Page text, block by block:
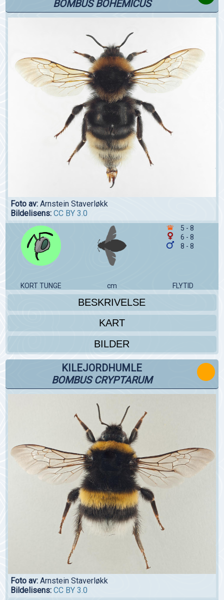
BOMBUS BOHEMICUS
Foto av: Arnstein Staverløkk
Bildelisens: CC BY 3.0
5 - 8
6 - 8
8 - 8
KORT TUNGE cm FLYTID
BESKRIVELSE
KART
BILDER
KILEJORDHUMLE
BOMBUS CRYPTARUM
Foto av: Arnstein Staverløkk
Bildelisens: CC BY 3.0